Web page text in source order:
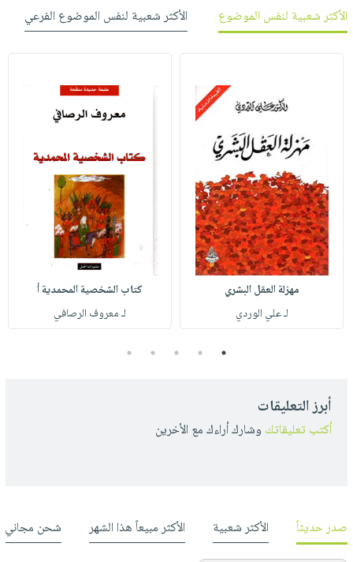
الأكثر شعبية لنفس الموضوع الأكثر شعبية لنفس الموضوع الفرعي
مهزلة العقل البشري
لـ علي الوردي
كتاب الشخصية المحمدية أ
لـ معروف الرصافي
1
2
3
4
5
أبرز التعليقات
أكتب تعليقاتك وشارك أراءك مع الأخرين
صدر حديثاً الأكثر شعبية الأكثر مبيعاً هذا الشهر شحن مجاني